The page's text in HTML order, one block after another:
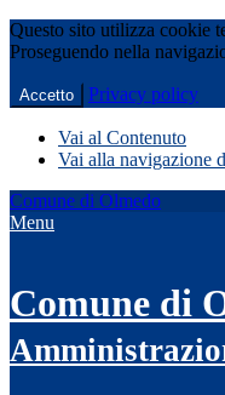
Questo sito utilizza cookie
Proseguendo nella
Accetto Privacy policy
Vai al Contenuto
Vai alla navigazione
Comune di Olmedo
Menu
Comune di